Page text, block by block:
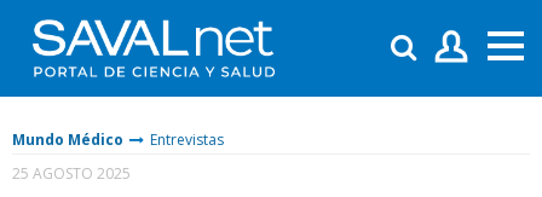
Mundo Médico
Entrevistas
25 AGOSTO 2025